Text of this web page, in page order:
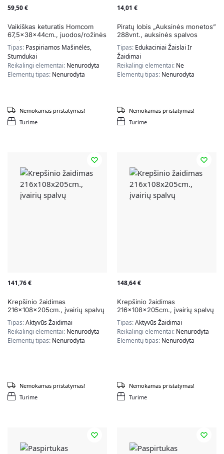
59,50€
Vaikiškas keturatis Homcom
67,5x38x44cm., juodos/rožinės
spalvos
Tipas: Paspiriamos Mašinėlės,
Stumdukai
Reikalingi elementai: Nenurodyta
Elementų tipas: Nenurodyta
Turime
Nemokamas pristatymas!
14,01 €
Piratų lobis „Auksinės monetos”
288vnt., auksinės spalvos
Tipas: Edukaciniai Žaislai Ir
Žaidimai
Reikalingi elementai: Ne
Elementų tipas: Nenurodyta
Turime
Nemokamas pristatymas!
141,76€
Krepšinio žaidimas
216x108x205cm., įvairių spalvų
Tipas:Aktyvūs Žaidimai
Reikalingi elementai: Nenurodyta
Elementų tipas: Nenurodyta
Turime
Nemokamas pristatymas!
148,64€
Krepšinio žaidimas
216x108x205cm., įvairių spalvų
Tipas:Aktyvūs Žaidimai
Reikalingi elementai: Nenurodyta
Elementų tipas: Nenurodyta
Turime
Nemokamas pristatymas!